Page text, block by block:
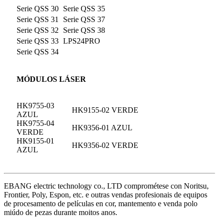
Serie QSS 30 Serie QSS 35
Serie QSS 31
Serie QSS 37
Serie QSS 32
Serie QSS 38
Serie QSS 33 LPS24PRO
Serie QSS 34
MÓDULOS LÁSER
HK9755-03
AZUL
HK9155-02 VERDE
HK9755-04
VERDE
HK9356-01 AZUL
HK9155-01
AZUL
HK9356-02 VERDE
EBANG electric technology co., LTD comprométese con Noritsu,
Frontier, Poly, Espon, etc. e outras vendas profesionais de equipos
de procesamento de películas en cor, mantemento e venda polo
miúdo de pezas durante moitos anos.